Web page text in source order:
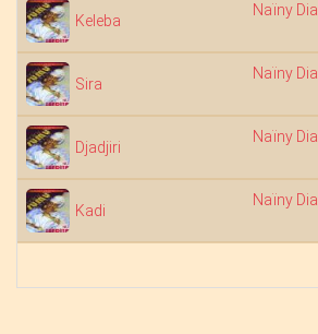
Keleba
Naïny
Sira
Naïny
Djadjiri
Naïny
Kadi
Naïny